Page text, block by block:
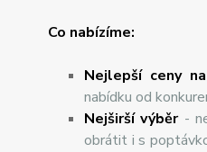
Co nabízíme:
Nejlepší ceny
nabídku od
Nejširšívýběr-
obrátit i s